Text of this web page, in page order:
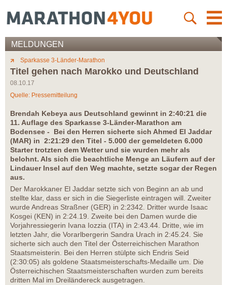
MELDUNGEN
Sparkasse 3-Länder-Marathon
Titel gehen nach Marokko und Deutschland
08.10.17
Quelle: Pressemitteilung
Brendah Kebeya aus Deutschland gewinnt in 2:40:21 die
11. Auflage des Sparkasse 3-Länder-Marathon am
Bodensee - Bei den Herren sicherte sich Ahmed El Jaddar
(MAR) in 2:21:29 den Titel - 5.000 der gemeldeten 6.000
Starter trotzten dem Wetter und sie wurden mehr als
belohnt. Als sich die beachtliche Menge an Läufern auf der
Lindauer Insel auf den Weg machte, setzte sogar der Regen
aus.
Der Marokkaner El Jaddar setzte sich von Beginn an ab und
stellte klar, dass er sich in die Siegerliste eintragen will. Zweiter
wurde Andreas Straßner (GER) in 2:2342. Dritter wurde Isaac
Kosgei (KEN) in 2:24.19. Zweite bei den Damen wurde die
Vorjahressiegerin Ivana Iozzia (ITA) in 2:43.44. Dritte, wie im
letzten Jahr, die Vorarlbergerin Sandra Urach in 2:45.24. Sie
sicherte sich auch den Titel der Österreichischen Marathon
Staatsmeisterin. Bei den Herren stülpte sich Endris Seid
(2:30:05) als goldene Staatsmeisterschafts-Medaille um. Die
Österreichischen Staatsmeisterschaften wurden zum bereits
dritten Mal im Dreiländereck ausgetragen.